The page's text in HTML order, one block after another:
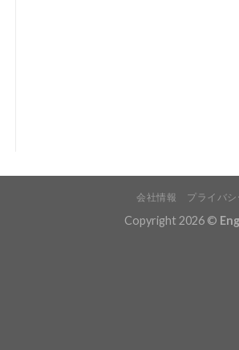
会社情報 プライバ
Copyright 2026 ©